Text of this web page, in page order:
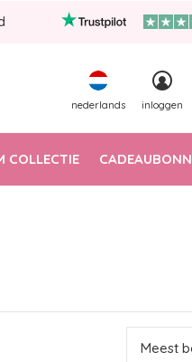
COLLECTIE
nederlands inloggen